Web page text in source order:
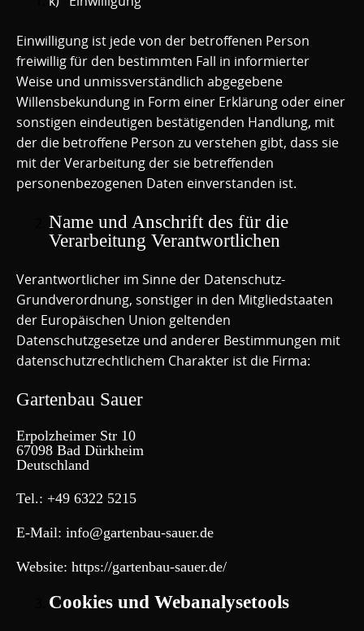
Einwilligung ist jede von der betroffenen Person
freiwillig für den bestimmten Fall in informierter
Weise und unmissverständlich abgegebene
Willensbekundung in Form einer Erklärung oder einer
sonstigen eindeutigen bestätigenden Handlung, mit
der die betroffene Person zu verstehen gibt, dass sie
mit der Verarbeitung der sie betreffenden
personenbezogenen Daten einverstanden ist.
Name und Anschrift des für die
Verarbeitung Verantwortlichen
Verantwortlicher im Sinne der Datenschutz-
Grundverordnung, sonstiger in den Mitgliedstaaten
der Europäischen Union geltenden
Datenschutzgesetze und anderer Bestimmungen mit
datenschutzrechtlichem Charakter ist die Firma:
Gartenbau Sauer
Erpolzheimer Str 10
67098 Bad Dürkheim
Deutschland
Tel.: +49 6322 5215
E-Mail: info@gartenbau-sauer.de
Website: https://gartenbau-sauer.de/
Cookies und Webanalysetools